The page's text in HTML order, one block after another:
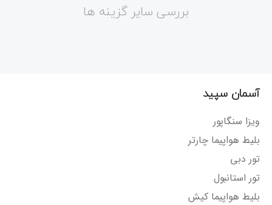
بررسی سایر گزینه ها
آسمان سپید
ویزا سنگاپور
بلیط هواپیما چارتر
تور دبی
تور استانبول
بلیط هواپیما کیش